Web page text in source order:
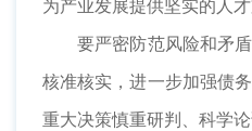
为产业发展提供坚实的人才
要严密防范风险和矛盾
核准核实，进一步加强债
重大决策慎重研判、科学论